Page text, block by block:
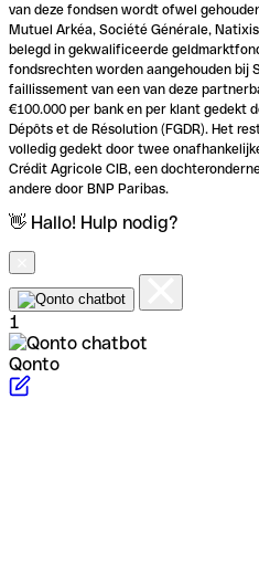
van deze fondsen wordt ofwel
Mutuel Arkéa, Société Générale,
belegd in gekwalificeerde
fondsrechten worden aangehouden bij
faillissement van een van deze
€100.000 per bank en per klant gedekt
Dépôts et de Résolution (FGDR). Het
volledig gedekt door twee
Crédit Agricole CIB, een
andere door BNP Paribas.
👋 Hallo! Hulp nodig?
1
Qonto